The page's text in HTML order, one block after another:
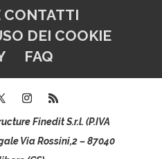
CONTATTI
DEI COOKIE
FAQ
Finedit S.r.l. (P.IVA
Via Rossini,2 – 87040